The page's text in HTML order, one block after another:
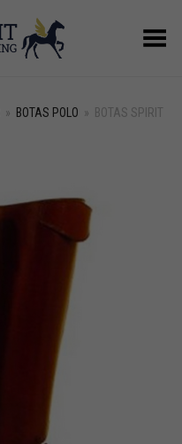
Alternar Menu
» BOTAS POLO » BOTAS SPIRIT